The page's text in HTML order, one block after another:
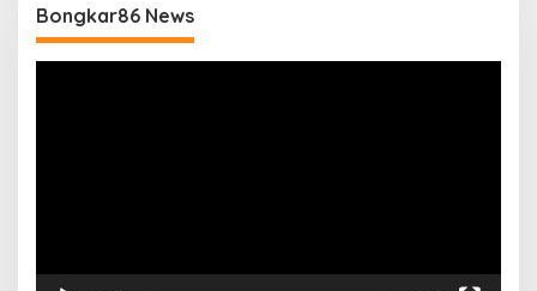
Bongkar86 News